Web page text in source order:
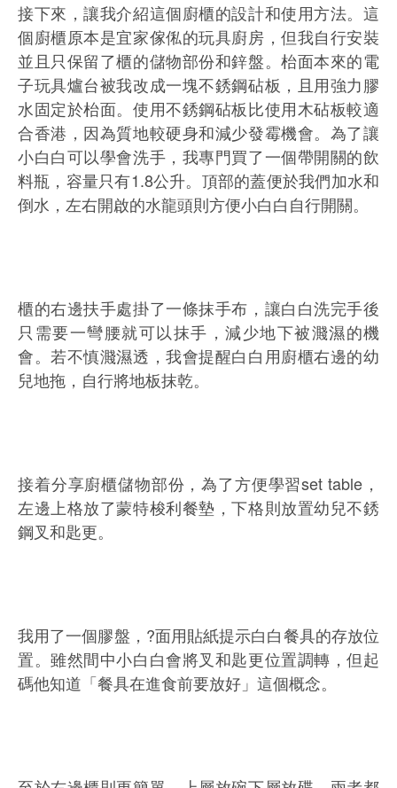
接下來，讓我介紹這個廚櫃的設計和使用方法。這
個廚櫃原本是宜家傢俬的玩具廚房，但我自行安裝
並且只保留了櫃的儲物部份和鋅盤。枱面本來的電
子玩具爐台被我改成一塊不銹鋼砧板，且用強力膠
水固定於枱面。使用不銹鋼砧板比使用木砧板較適
合香港，因為質地較硬身和減少發霉機會。為了讓
小白白可以學會洗手，我專門買了一個帶開關的飲
料瓶，容量只有1.8公升。頂部的蓋便於我們加水和
倒水，左右開啟的水龍頭則方便小白白自行開關。
櫃的右邊扶手處掛了一條抹手布，讓白白洗完手後
只需要一彎腰就可以抹手，減少地下被濺濕的機
會。若不慎濺濕透，我會提醒白白用廚櫃右邊的幼
兒地拖，自行將地板抹乾。
接着分享廚櫃儲物部份，為了方便學習set table，
左邊上格放了蒙特梭利餐墊，下格則放置幼兒不銹
鋼叉和匙更。
我用了一個膠盤，?面用貼紙提示白白餐具的存放位
置。雖然間中小白白會將叉和匙更位置調轉，但起
碼他知道「餐具在進食前要放好」這個概念。